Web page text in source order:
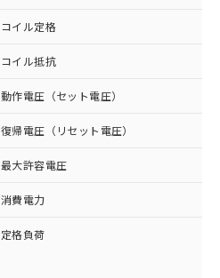
コイル定格
コイル抵抗
動作電圧（セット電圧）
復帰電圧（リセット電圧）
最大許容電圧
消費電力
定格負荷